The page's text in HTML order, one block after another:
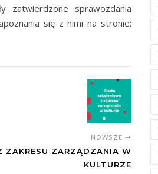
zatwierdzone sprawozdania
się z nimi na stronie:
NOWSZE
ZAKRESU ZARZĄDZANIA W
KULTURZE